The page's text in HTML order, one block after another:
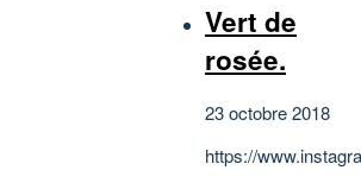
Vert de
rosée.
23 octobre 2018
https://